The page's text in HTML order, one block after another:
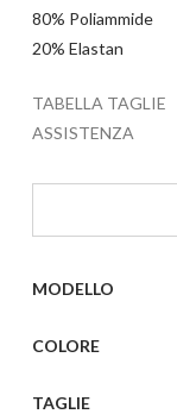
80% Poliammide
20% Elastan
TABELLA TAGLIE
ASSISTENZA
MODELLO
COLORE
TAGLIE